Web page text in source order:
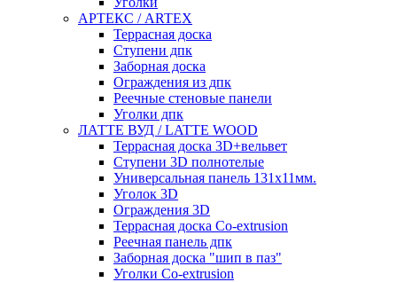
АРТЕКС / ARTEX
Террасная доска
Ступени дпк
Заборная доска
Ограждения из дпк
Реечные стеновые панели
Уголки дпк
ЛАТТЕ ВУД / LATTE WOOD
Террасная доска 3D+вельвет
Ступени 3D полнотелые
Универсальная панель 131x11мм.
Уголок 3D
Ограждения 3D
Террасная доска Co-extrusion
Реечная панель дпк
Заборная доска "шип в паз"
Уголки Co-extrusion